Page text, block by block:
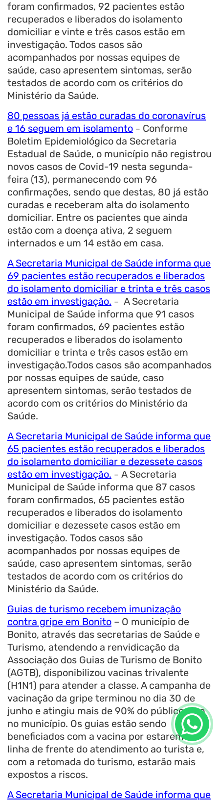
foram confirmados, 92 pacientes estão
recuperados e liberados do isolamento
domiciliar e vinte e três casos estão em
investigação. Todos casos são
acompanhados por nossas equipes de
saúde, caso apresentem sintomas, serão
testados de acordo com os critérios do
Ministério da Saúde.
80 pessoas já estão curadas do coronavírus
e 16 seguem em isolamento – Conforme
Boletim Epidemiológico da Secretaria
Estadual de Saúde, o município não registrou
novos casos de Covid-19 nesta segunda-
feira (13), permanecendo com 96
confirmações, sendo que destas, 80 já estão
curadas e receberam alta do isolamento
domiciliar. Entre os pacientes que ainda
estão com a doença ativa, 2 seguem
internados e um 14 estão em casa.
A Secretaria Municipal de Saúde informa que
69 pacientes estão recuperados e liberados
do isolamento domiciliar e trinta e três casos
estão em investigação. – A Secretaria
Municipal de Saúde informa que 91 casos
foram confirmados, 69 pacientes estão
recuperados e liberados do isolamento
domiciliar e trinta e três casos estão em
investigação.Todos casos são acompanhados
por nossas equipes de saúde, caso
apresentem sintomas, serão testados de
acordo com os critérios do Ministério da
Saúde.
A Secretaria Municipal de Saúde informa que
65 pacientes estão recuperados e liberados
do isolamento domiciliar e dezessete casos
estão em investigação. – A Secretaria
Municipal de Saúde informa que 87 casos
foram confirmados, 65 pacientes estão
recuperados e liberados do isolamento
domiciliar e dezessete casos estão em
investigação. Todos casos são
acompanhados por nossas equipes de
saúde, caso apresentem sintomas, serão
testados de acordo com os critérios do
Ministério da Saúde.
Guias de turismo recebem imunização
contra gripe em Bonito – O município de
Bonito, através das secretarias de Saúde e
Turismo, atendendo a renvidicação da
Associação dos Guias de Turismo de Bonito
(AGTB), disponibilizou vacinas trivalente
(H1N1) para atender a classe. A campanha de
vacinação da gripe terminou no dia 30 de
junho e atingiu mais de 90% do público alvo
no município. Os guias estão sendo
beneficiados com a vacina por estarem na
linha de frente do atendimento ao turista e,
com a retomada do turismo, estarão mais
expostos a riscos.
A Secretaria Municipal de Saúde informa que